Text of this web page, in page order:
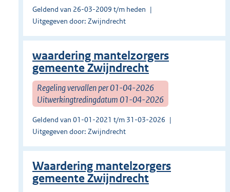
Geldend van 26-03-2009 t/m heden
Uitgegeven door: Zwijndrecht
waardering mantelzorgers
gemeente Zwijndrecht
Regeling vervallen per 01-04-2026
Uitwerkingtredingdatum 01-04-2026
Geldend van 01-01-2021 t/m 31-03-2026
Uitgegeven door: Zwijndrecht
Waardering mantelzorgers
gemeente Zwijndrecht